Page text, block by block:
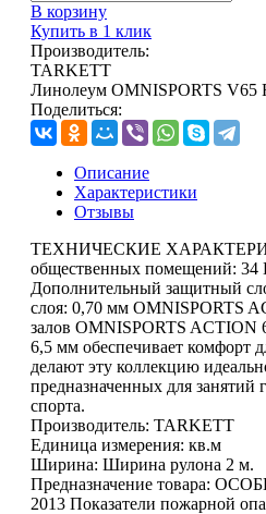
В корзину
Купить в 1 клик
Производитель:
TARKETT
Линолеум OMNISPORTS V65
Поделиться:
Описание
Характеристики
Отзывы
ТЕХНИЧЕСКИЕ
общественных помещений:
Дополнительный защитный
слоя: 0,70 мм OMNISPORTS
залов OMNISPORTS ACTION
6,5 мм обеспечивает комфорт
делают эту коллекцию
предназначенных для
спорта.
Производитель: TARKETT
Единица измерения: кв.м
Ширина: Ширина рулона 2 м.
Предназначение товара:
2013 Показатели пожарной